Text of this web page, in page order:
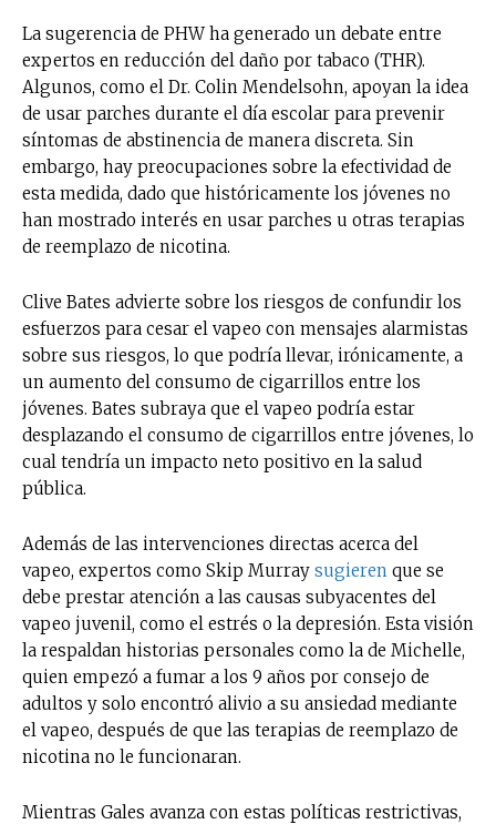
La sugerencia de PHW ha generado un debate entre
expertos en reducción del daño por tabaco (THR).
Algunos, como el Dr. Colin Mendelsohn, apoyan la idea
de usar parches durante el día escolar para prevenir
síntomas de abstinencia de manera discreta. Sin
embargo, hay preocupaciones sobre la efectividad de
esta medida, dado que históricamente los jóvenes no
han mostrado interés en usar parches u otras terapias
de reemplazo de nicotina.
Clive Bates advierte sobre los riesgos de confundir los
esfuerzos para cesar el vapeo con mensajes alarmistas
sobre sus riesgos, lo que podría llevar, irónicamente, a
un aumento del consumo de cigarrillos entre los
jóvenes. Bates subraya que el vapeo podría estar
desplazando el consumo de cigarrillos entre jóvenes, lo
cual tendría un impacto neto positivo en la salud
pública.
Además de las intervenciones directas acerca del
vapeo, expertos como Skip Murray sugieren que se
debe prestar atención a las causas subyacentes del
vapeo juvenil, como el estrés o la depresión. Esta visión
la respaldan historias personales como la de Michelle,
quien empezó a fumar a los 9 años por consejo de
adultos y solo encontró alivio a su ansiedad mediante
el vapeo, después de que las terapias de reemplazo de
nicotina no le funcionaran.
Mientras Gales avanza con estas políticas restrictivas,